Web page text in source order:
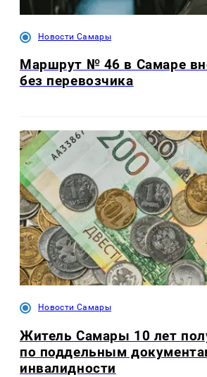
Новости Самары
Маршрут № 46 в Самаре
без перевозчика
Новости Самары
Житель Самары 10 лет
по поддельным
инвалидности